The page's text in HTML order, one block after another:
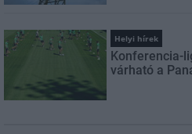
Helyi hírek
Konferencia-
várható a